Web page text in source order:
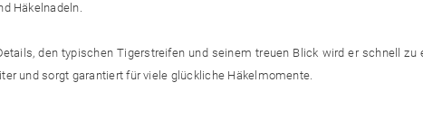
Häkelnadeln.
den typischen Tigerstreifen und seinem treuen Blick wird er schnell zu
und sorgt garantiert für viele glückliche Häkelmomente.